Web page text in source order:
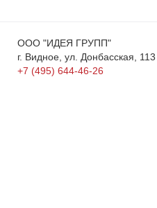
ООО "ИДЕЯ ГРУПП"
г. Видное, ул. Донбасская, 113
+7 (495) 644-46-26